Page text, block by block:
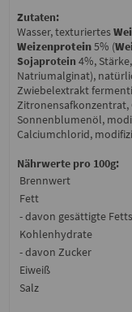
Zutaten:
Wasser, texturiertes
Weizenprotein5% (
Sojaprotein 4%,
Natriumalginat),
Zwiebelextrakt
Zitronensafkonzentrat,
Sonnenblumenöl,
Calciumchlorid,
Nährwerte pro 100g:
Brennwert
Fett
- davon gesättigte
Kohlenhydrate
- davon Zucker
Eiweiß
Salz